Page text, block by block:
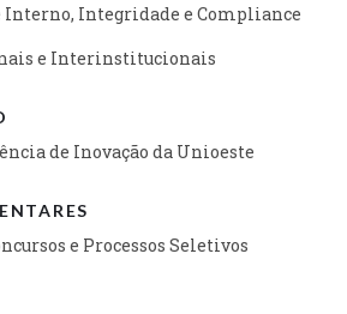
Interno, Integridade e Compliance
e Interinstitucionais
de Inovação da Unioeste
e Processos Seletivos